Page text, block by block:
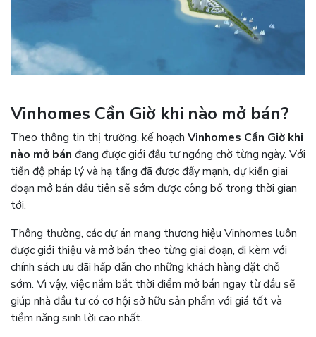
Vinhomes Cần Giờ khi nào mở bán?
Theo thông tin thị trường, kế hoạch Vinhomes Cần Giờ khi
nào mở bán đang được giới đầu tư ngóng chờ từng ngày. Với
tiến độ pháp lý và hạ tầng đã được đẩy mạnh, dự kiến giai
đoạn mở bán đầu tiên sẽ sớm được công bố trong thời gian
tới.
Thông thường, các dự án mang thương hiệu Vinhomes luôn
được giới thiệu và mở bán theo từng giai đoạn, đi kèm với
chính sách ưu đãi hấp dẫn cho những khách hàng đặt chỗ
sớm. Vì vậy, việc nắm bắt thời điểm mở bán ngay từ đầu sẽ
giúp nhà đầu tư có cơ hội sở hữu sản phẩm với giá tốt và
tiềm năng sinh lời cao nhất.